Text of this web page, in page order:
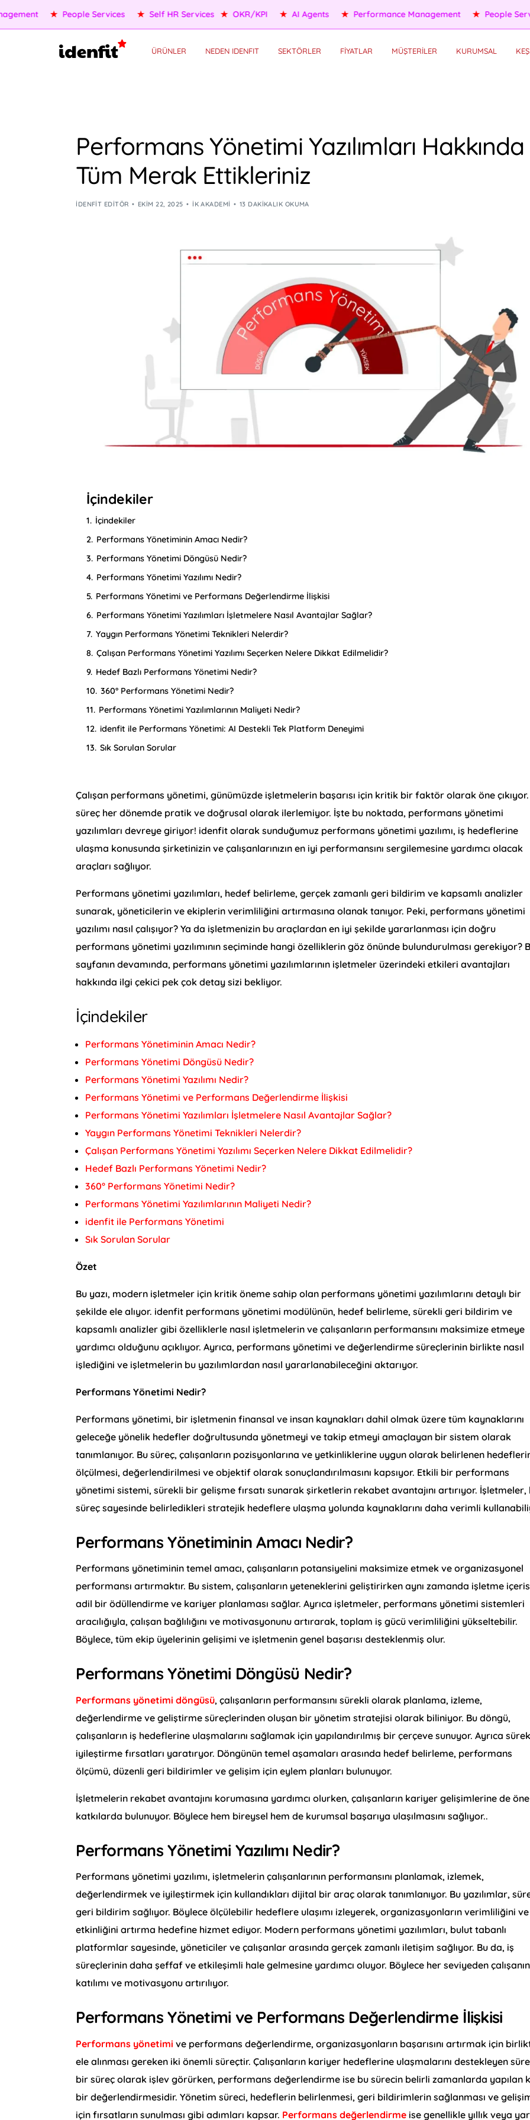
OKR/KPI ★ AI Agents ★ Performance Management ★ People Services Self HR Services ★ OKR/KPI ★ AI Agents
ÜRÜNLER NEDEN IDENFIT SEKTÖRLER FİYATLAR MÜŞTERİLER KURUMSAL
Performans Yönetimi Yazılımları Hakkında
Tüm Merak Ettikleriniz
IDENFIT EDITÖR EKIM 22, 2025 İK AKADEMI 13 DAKIKALIK OKUMA
İçindekiler
1. İçindekiler
2. Performans Yönetiminin Amacı Nedir?
3. Performans Yönetimi Döngüsü Nedir?
4. Performans Yönetimi Yazılımı Nedir?
5. Performans Yönetimi ve Performans Değerlendirme İlişkisi
6. Performans Yönetimi Yazılımları İşletmelere Nasıl Avantajlar Sağlar?
7. Yaygın Performans Yönetimi Teknikleri Nelerdir?
8. Çalışan Performans Yönetimi Yazılımı Seçerken Nelere Dikkat Edilmelidir?
9. Hedef Bazlı Performans Yönetimi Nedir?
10. 360° Performans Yönetimi Nedir?
11. Performans Yönetimi Yazılımlarının Maliyeti Nedir?
12. idenfit ile Performans Yönetimi: AI Destekli Tek Platform Deneyimi
13. Sık Sorulan Sorular
Çalışan performans yönetimi, günümüzde işletmelerin başarısı için kritik bir faktör olarak öne çıkıyor.
süreç her dönemde pratik ve doğrusal olarak ilerlemiyor. İşte bu noktada, performans yönetimi
yazılımları devreye giriyor! idenfit olarak sunduğumuz performans yönetimi yazılımı, iş hedeflerine
ulaşma konusunda şirketinizin ve çalışanlarınızın en iyi performansını sergilemesine yardımcı olacak
araçları sağlıyor.
Performans yönetimi yazılımları, hedef belirleme, gerçek zamanlı geri bildirim ve kapsamlı analizler
sunarak, yöneticilerin ve ekiplerin verimliliğini artırmasına olanak tanıyor. Peki, performans yönetimi
yazılımı nasıl çalışıyor? Ya da işletmenizin bu araçlardan en iyi şekilde yararlanması için doğru
performans yönetimi yazılımının seçiminde hangi özelliklerin göz önünde bulundurulması gerekiyor?
sayfanın devamında, performans yönetimi yazılımlarının işletmeler üzerindeki etkileri avantajları
hakkında ilgi çekici pek çok detay sizi bekliyor.
İçindekiler
Performans Yönetiminin Amacı Nedir?
Performans Yönetimi Döngüsü Nedir?
Performans Yönetimi Yazılımı Nedir?
Performans Yönetimi ve Performans Değerlendirme İlişkisi
Performans Yönetimi Yazılımları İşletmelere Nasıl Avantajlar Sağlar?
Yaygın Performans Yönetimi Teknikleri Nelerdir?
Çalışan Performans Yönetimi Yazılımı Seçerken Nelere Dikkat Edilmelidir?
Hedef Bazlı Performans Yönetimi Nedir?
360° Performans Yönetimi Nedir?
Performans Yönetimi Yazılımlarının Maliyeti Nedir?
idenfit ile Performans Yönetimi
Sık Sorulan Sorular
Özet
Bu yazı, modern işletmeler için kritik öneme sahip olan performans yönetimi yazılımlarını detaylı bir
şekilde ele alıyor. idenfit performans yönetimi modülünün, hedef belirleme, sürekli geri bildirim ve
kapsamlı analizler gibi özelliklerle nasıl işletmelerin ve çalışanların performansını maksimize etmeye
yardımcı olduğunu açıklıyor. Ayrıca, performans yönetimi ve değerlendirme süreçlerinin birlikte nasıl
işlediğini ve işletmelerin bu yazılımlardan nasıl yararlanabileceğini aktarıyor.
Performans Yönetimi Nedir?
Performans yönetimi, bir işletmenin finansal ve insan kaynakları dahil olmak üzere tüm kaynaklarını
geleceğe yönelik hedefler doğrultusunda yönetmeyi ve takip etmeyi amaçlayan bir sistem olarak
tanımlanıyor. Bu süreç, çalışanların pozisyonlarına ve yetkinliklerine uygun olarak belirlenen
ölçülmesi, değerlendirilmesi ve objektif olarak sonuçlandırılmasını kapsıyor. Etkili bir performans
yönetimi sistemi, sürekli bir gelişme fırsatı sunarak şirketlerin rekabet avantajını artırıyor. İşletmeler,
süreç sayesinde belirledikleri stratejik hedeflere ulaşma yolunda kaynaklarını daha verimli
Performans Yönetiminin Amacı Nedir?
Performans yönetiminin temel amacı, çalışanların potansiyelini maksimize etmek ve organizasyonel
performansı artırmaktır. Bu sistem, çalışanların yeteneklerini geliştirirken aynı zamanda işletme
adil bir ödüllendirme ve kariyer planlaması sağlar. Ayrıca işletmeler, performans yönetimi sistemleri
aracılığıyla, çalışan bağlılığını ve motivasyonunu artırarak, toplam iş gücü verimliliğini yükseltebilir.
Böylece, tüm ekip üyelerinin gelişimi ve işletmenin genel başarısı desteklenmiş olur.
Performans Yönetimi Döngüsü Nedir?
Performans yönetimi döngüsü, çalışanların performansını sürekli olarak planlama, izleme,
değerlendirme ve geliştirme süreçlerinden oluşan bir yönetim stratejisi olarak biliniyor. Bu döngü,
çalışanların iş hedeflerine ulaşmalarını sağlamak için yapılandırılmış bir çerçeve sunuyor. Ayrıca
iyileştirme fırsatları yaratıryor. Döngünün temel aşamaları arasında hedef belirleme, performans
ölçümü, düzenli geri bildirimler ve gelişim için eylem planları bulunuyor.
İşletmelerin rekabet avantajını korumasına yardımcı olurken, çalışanların kariyer gelişimlerine de
katkılarda bulunuyor. Böylece hem bireysel hem de kurumsal başarıya ulaşılmasını sağlıyor..
Performans Yönetimi Yazılımı Nedir?
Performans yönetimi yazılımı, işletmelerin çalışanlarının performansını planlamak, izlemek,
değerlendirmek ve iyileştirmek için kullandıkları dijital bir araç olarak tanımlanıyor. Bu yazılımlar,
geri bildirim sağlıyor. Böylece ölçülebilir hedeflere ulaşımı izleyerek, organizasyonların verimliliğini ve
etkinliğini artırma hedefine hizmet ediyor. Modern performans yönetimi yazılımları, bulut tabanlı
platformlar sayesinde, yöneticiler ve çalışanlar arasında gerçek zamanlı iletişim sağlıyor. Bu da, iş
süreçlerinin daha şeffaf ve etkileşimli hale gelmesine yardımcı oluyor. Böylece her seviyeden çalışanın
katılımı ve motivasyonu artırılıyor.
Performans Yönetimi ve Performans Değerlendirme İlişkisi
Performans yönetimive performans değerlendirme, organizasyonların başarısını artırmak için
ele alınması gereken iki önemli süreçtir. Çalışanların kariyer hedeflerine ulaşmalarını destekleyen
bir süreç olarak işlev görürken, performans değerlendirme ise bu sürecin belirli zamanlarda yapılan
bir değerlendirmesidir. Yönetim süreci, hedeflerin belirlenmesi, geri bildirimlerin sağlanması ve
için fırsatların sunulması gibi adımları kapsar. Performans değerlendirme ise genellikle yıllık veya